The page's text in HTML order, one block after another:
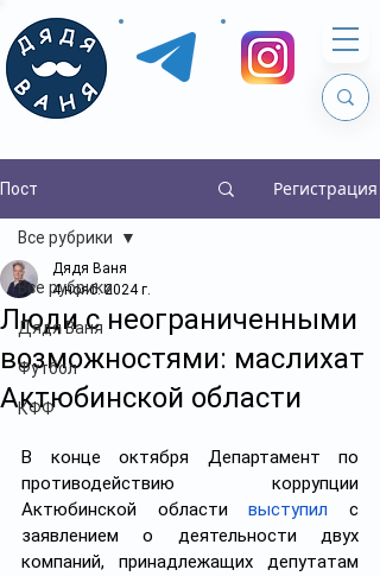
Пост Регистрация
Все рубрики
Дядя Ваня
Футбол
КФФ
Все рубрики
Люди с неограниченными
возможностями: маслихат
Актюбинской области
Дядя Ваня
4 нояб. 2024 г.
В конце октября Департамент по
противодействию коррупции
Актюбинской области выступил с
заявлением о деятельности двух
компаний, принадлежащих депутатам